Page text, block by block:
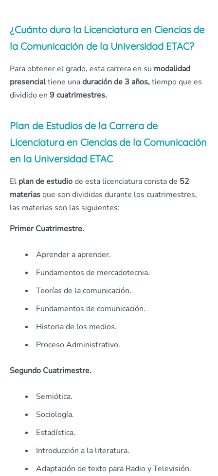
¿Cuánto dura la Licenciatura en Ciencias de
la Comunicación de la Universidad ETAC?
Para obtener el grado, esta carrera en su modalidad
presencialtiene unaduración de 3 años,tiempo que es
dividido en 9 cuatrimestres.
Plan de Estudios de la Carrera de
Licenciatura en Ciencias de la Comunicación
en la Universidad ETAC
El plan de estudiode esta licenciatura consta de 52
materiasque son divididas durante los cuatrimestres,
las materias son las siguientes:
Primer Cuatrimestre.
Aprender a aprender.
Fundamentos de mercadotecnia.
Teorías de la comunicación.
Fundamentos de comunicación.
Historia de los medios.
Proceso Administrativo.
Segundo Cuatrimestre.
Semiótica.
Sociología.
Estadística.
Introducción a la literatura.
Adaptación de texto para Radio y Televisión.